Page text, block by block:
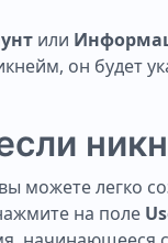
или
он будет
можете легко
на поле